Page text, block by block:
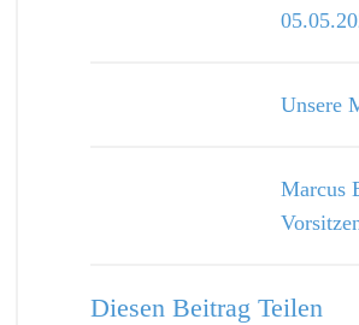
Unsere
Marcus
Diesen Beitrag Teilen